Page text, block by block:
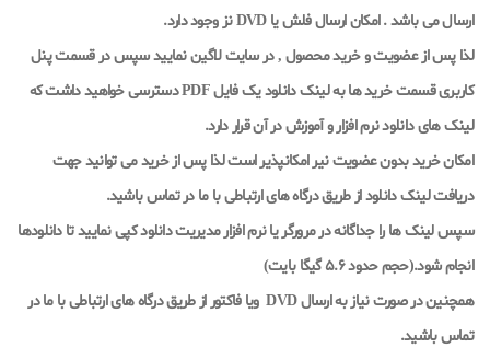
ارسال می باشد . امکان ارسال فلش یا DVD نز وجود دارد.
لذا پس از عضویت و خرید محصول , در سایت لاگین نماییدسپس در قسمت پنل
کاربری قسمت خرید ها به لینک دانلود یک فایلPDF
دسترسی خواهید داشت که
لینک های دانلود نرم افزار و آموزش در آن قرار دارد.
امکان خرید بدون عضویت نیر امکانپذیر است لذا پس از خرید می توانید جهت
دریافت لینک دانلود از طریق درگاه های ارتباطی با ما در تماس باشید.
سپس لینک ها را جداگانه در مرورگر یا نرم افزار مدیریت دانلود کپی نمایید تا دانلودها
انجام شود.(حجم حدود 5.6 گیگا بایت
)
همچنین در صورت نیاز به ارسالDVD ویا فاکتور از طریق درگاه های ارتباطی با ما در
تماس باشید.